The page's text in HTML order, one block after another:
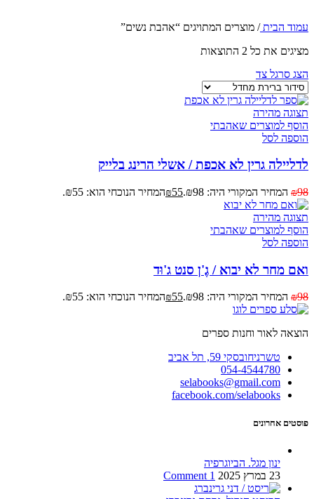
עמוד הבית/ מוצרים המתויגים “אהבת נשים”
מציגים את כל ⁦2⁩ התוצאות
הצג סרגל צד
תצוגה מהירה
הוסף למוצרים שאהבתי
הוספה לסל
לדליילה גרין לא אכפת / אשלי הרינג בלייק
₪98 המחיר המקורי היה: ₪98. ₪55 המחיר הנוכחי הוא: ₪55.
תצוגה מהירה
הוסף למוצרים שאהבתי
הוספה לסל
ואם מחר לא יבוא / גֶ'ן סנט ג'וּד
₪98 המחיר המקורי היה: ₪98. ₪55 המחיר הנוכחי הוא: ₪55.
הוצאה לאור וחנות ספרים
טשרניחובסקי 59, תל אביב
054-4544780
selabooks@gmail.com
facebook.com/selabooks
פוסטים אחרונים
ינון מגל. הביוגרפיה
23 במרץ 2025
1 Comment